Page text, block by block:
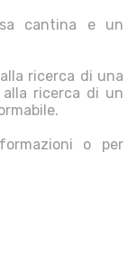
cantina e un
ricerca di una
ricerca di un
o per